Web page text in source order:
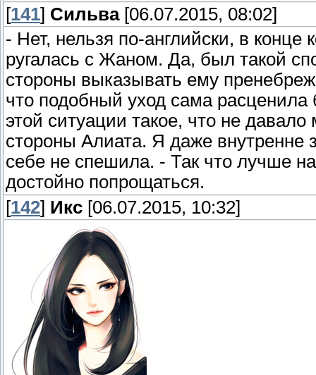
[141] Сильва[06.07.2015, 08:02]
- Нет, нельзя по-английски, в
ругалась с Жаном. Да, был такой
стороны выказывать ему
что подобный уход сама
этой ситуации такое, что не
стороны Алиата. Я даже внутренне
себе не спешила. - Так что лучше
достойно попрощаться.
[142] Икс [06.07.2015, 10:32]